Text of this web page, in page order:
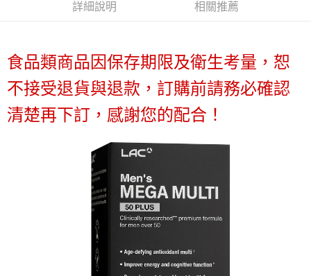
1.分期款項不併入電信帳單，「大哥付你分期」於每月結算日後寄送繳費提
【注意事項】
1.本服務係由「台灣大哥大股份有限公司」（以下簡稱本公司）所提供，讓
用戶於交易時，得透過本服務購買商品或服務，並由商店將買賣／分期付款
買賣價金債權讓與本公司後，依約使用本公司帳單繳交帳款。
2.基於同意付款使用「大哥付你分期」之契約關係目的，商店將以您的個人
由本公司與您本人進行分期帳單所需資料之確認、核對及更正。
3.完整用戶服務條款，請詳閱以下連結：
２．訂單成立數日內，您將收到繳費通知簡訊。
３．收到繳費通知簡訊後14天內，點擊此簡訊中的連結，可透過四大超商／
ATM／網路銀行／等多元方式進行付款，方視為交易完成。
※ 請注意：結帳手續完成當下不需立刻繳費，但若您需要取消訂單，請聯絡
後付繳納相關費用。
是否繳費成功／繳費後需取消欲退款等相關疑問，請聯繫「AFTEE先享後付
https://netprotections.freshdesk.com/support/home
１．透過由恩沛科技股份有限公司提供之「AFTEE先享後付」服務完成之交
易，需依本服務之必要範圍內提供個人資料，並將交易相關給付款項請求債
權轉讓予恩沛科技股份有限公司。
２．關於個人資料處理事宜，請瀏覽以下網址：
https://aftee.tw/terms/#terms3
３．未成年的使用者請事先徵得法定代理人或監護人之同意方可使用
「AFTEE先享後付」，若未經同意申辦者引起之損失，本公司不負相關責
每筆NT$70，滿NT$899(含以上)免運費
每筆NT$70，滿NT$899(含以上)免運費
宅配
請自備購物袋，若需購買紙袋可現場詢問
詳細說明 相關推薦
食品類商品因保存期限及衛生考量，恕
不接受退貨與退款，訂購前請務必確認
清楚再下訂，感謝您的配合！